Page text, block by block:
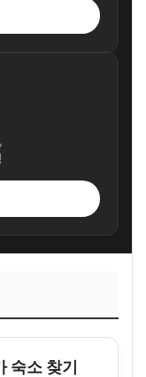
숙소 찾기